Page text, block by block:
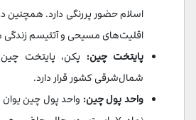
اسلام حضور پررنگی دارد. همچنین
اقلیت‌های مسیحی و آتئیسم زندگی
پایتخت چین: پکن، پایتخت
شمال‌شرقی کشور قرار دارد.
واحد پول چین: